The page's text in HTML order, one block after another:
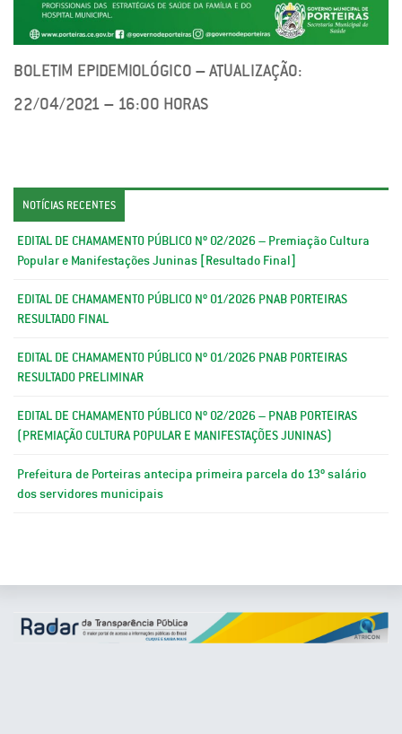
BOLETIM EPIDEMIOLÓGICO – ATUALIZAÇÃO:
22/04/2021 – 16:00 HORAS
NOTÍCIAS RECENTES
EDITAL DE CHAMAMENTO PÚBLICO Nº 02/2026 – Premiação Cultura
Popular e Manifestações Juninas [Resultado Final]
EDITAL DE CHAMAMENTO PÚBLICO Nº 01/2026 PNAB PORTEIRAS
RESULTADO FINAL
EDITAL DE CHAMAMENTO PÚBLICO Nº 01/2026 PNAB PORTEIRAS
RESULTADO PRELIMINAR
EDITAL DE CHAMAMENTO PÚBLICO Nº 02/2026 – PNAB PORTEIRAS
(PREMIAÇÃO CULTURA POPULAR E MANIFESTAÇÕES JUNINAS)
Prefeitura de Porteiras antecipa primeira parcela do 13º salário
dos servidores municipais